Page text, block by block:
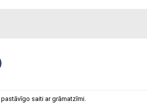
pastāvīgo saitiar grāmatzīmi.